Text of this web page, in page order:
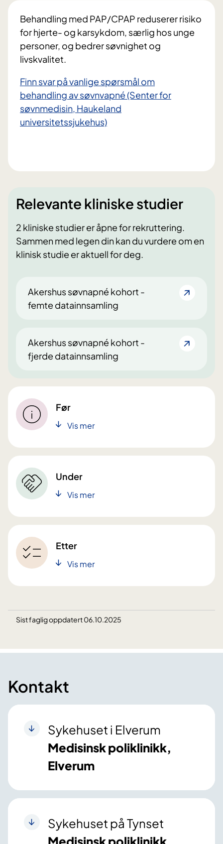
Behandling med PAP/CPAP reduserer risiko
for hjerte- og karsykdom, særlig hos unge
personer, og bedrer søvnighet og
livskvalitet.
Finn svar på vanlige spørsmål om
behandling av søvnvapné (Senter for
søvnmedisin, Haukeland
universitetssjukehus)
Relevante kliniske studier
2 kliniske studier er åpne for rekruttering.
Sammen med legen din kan du vurdere om en
klinisk studie er aktuell for deg.
Akershus søvnapné kohort -
femte datainnsamling
Akershus søvnapné kohort -
fjerde datainnsamling
Før
Vis mer
Under
Vis mer
Etter
Vis mer
Sist faglig oppdatert 06.10.2025
Kontakt
Sykehuset i Elverum
Medisinsk poliklinikk,
Elverum
Sykehuset på Tynset